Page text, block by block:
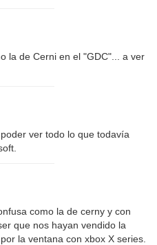
la de Cerni en el "GDC"... a ver
ver todo lo que todavía
como la de cerny y con
que nos hayan vendido la
la ventana con xbox X series.